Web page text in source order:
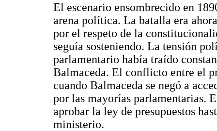
El escenario ensombrecido en
arena política. La batalla era
por el respeto de la
seguía sosteniendo. La tensión
parlamentario había traído
Balmaceda. El conflicto entre el
cuando Balmaceda se negó a
por las mayorías parlamentarias.
aprobar la ley de presupuestos
ministerio.